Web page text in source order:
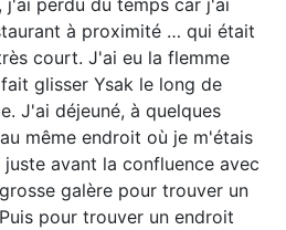
à proximité … qui était
court. J'ai eu la flemme
glisser Ysak le long de
J'ai déjeuné, à quelques
même endroit où je m'étais
avant la confluence avec
galère pour trouver un
pour trouver un endroit